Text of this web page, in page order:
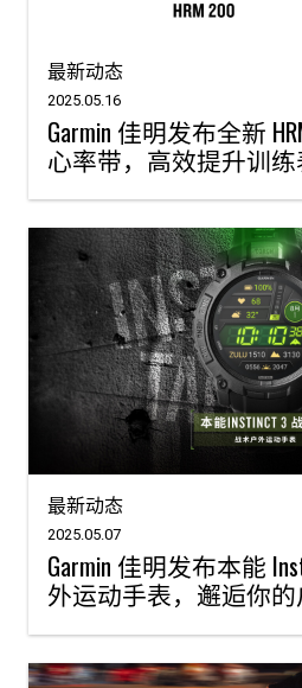
最新动态
2025.05.16
Garmin 佳明发布全新
心率带，高效提升训
最新动态
2025.05.07
Garmin 佳明发布本能
外运动手表，邂逅你